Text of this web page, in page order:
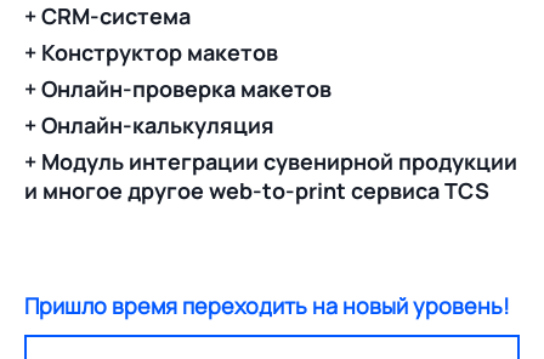
+ CRM-система
+ Конструктор макетов
+ Онлайн-проверка макетов
+ Онлайн-калькуляция
+ Модуль интеграции сувенирной продукции
и многое другое web-to-print сервиса TCS
Пришло время переходить на новый уровень!